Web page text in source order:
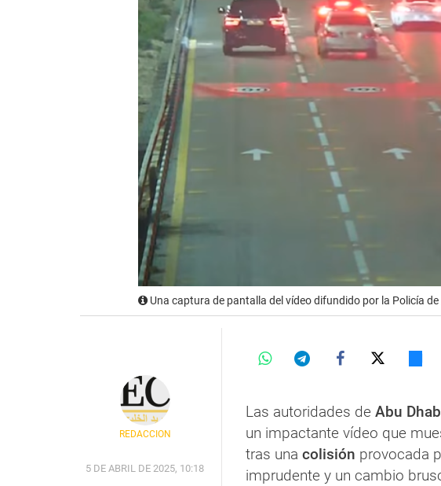
Una captura de pantalla del vídeo difundido por la Policía de
REDACCIÓN
5 DE ABRIL DE 2025, 10:18
Las autoridades de Abu
un impactante vídeo que
tras una colisión provocada
imprudente y un cambio